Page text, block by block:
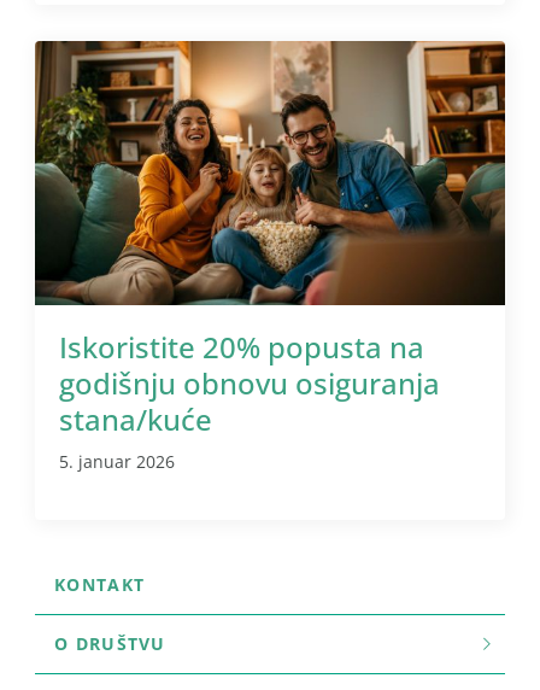
Iskoristite 20% popusta na
godišnju obnovu osiguranja
stana/kuće
5. januar 2026
KONTAKT
O DRUŠTVU